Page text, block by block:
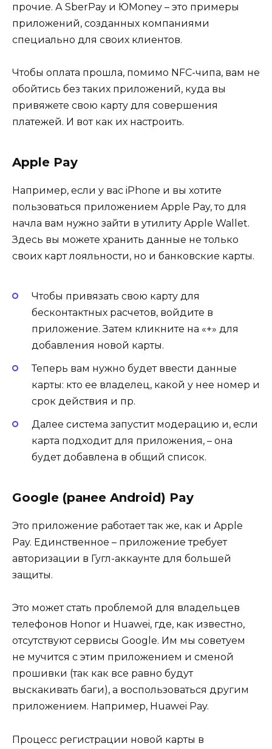
прочие. А SberPay и ЮMoney – это примеры
приложений, созданных компаниями
специально для своих клиентов.
Чтобы оплата прошла, помимо NFC-чипа, вам не
обойтись без таких приложений, куда вы
привяжете свою карту для совершения
платежей. И вот как их настроить.
Apple Pay
Например, если у вас iPhone и вы хотите
пользоваться приложением Apple Pay, то для
начла вам нужно зайти в утилиту Apple Wallet.
Здесь вы можете хранить данные не только
своих карт лояльности, но и банковские карты.
Чтобы привязать свою карту для
бесконтактных расчетов, войдите в
приложение. Затем кликните на «+» для
добавления новой карты.
Теперь вам нужно будет ввести данные
карты: кто ее владелец, какой у нее номер и
срок действия и пр.
Далее система запустит модерацию и, если
карта подходит для приложения, – она
будет добавлена в общий список.
Google (ранее Android) Pay
Это приложение работает так же, как и Apple
Pay. Единственное – приложение требует
авторизации в Гугл-аккаунте для большей
защиты.
Это может стать проблемой для владельцев
телефонов Honor и Huawei, где, как известно,
отсутствуют сервисы Google. Им мы советуем
не мучится с этим приложением и сменой
прошивки (так как все равно будут
выскакивать баги), а воспользоваться другим
приложением. Например, Huawei Pay.
Процесс регистрации новой карты в